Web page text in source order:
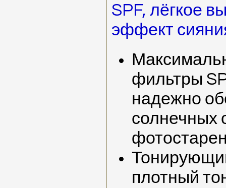
SPF, лёгкое
эффект
фильтры
надежно
солнечных
плотный